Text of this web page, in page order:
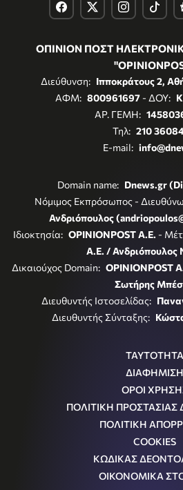
ΟΠΙΝΙΟΝ ΠΟΣΤ
Διεύθυνση: Ιπποκράτους 2,
ΑΦΜ: 800961697- ΔΟΥ:
ΑΡ. ΓΕΜΗ:
Τηλ: 210
E-mail:
Domain name: Dnews.gr
Νόμιμος Εκπρόσωπος -
Ανδριόπουλος
Ιδιοκτησία: OPINIONPOST A.E. -
Α.Ε. / Ανδριόπουλος
Δικαιούχος Domain: OPINIONPOST
Σωτήρης
Διευθυντής Ιστοσελίδας:
Διευθυντής Σύνταξης:
ΤΑΥΤΟΤΗΤΑ
ΔΙΑΦΗΜΙΣΗ
ΟΡΟΙ
ΠΟΛΙΤΙΚΗ
ΠΟΛΙΤΙΚΗ
COOKIES
ΚΩΔΙΚΑΣ
ΟΙΚΟΝΟΜΙΚΑ